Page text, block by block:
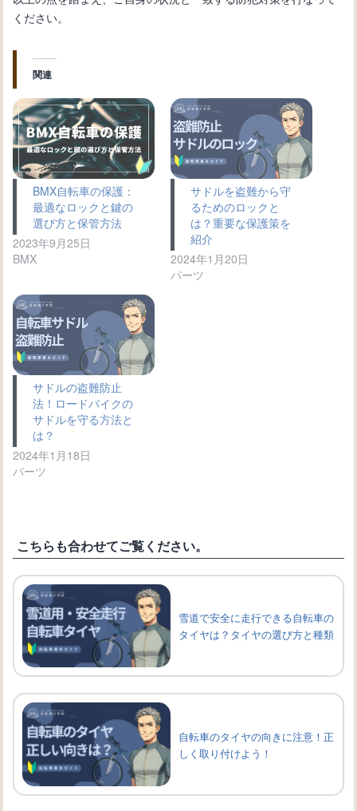
ください。
関連
BMX自転車の保護：
最適なロックと鍵の
選び方と保管方法
2023年9月25日
BMX
サドルを盗難から守
るためのロックと
は？重要な保護策を
紹介
2024年1月20日
パーツ
サドルの盗難防止
法！ロードバイクの
サドルを守る方法と
は？
2024年1月18日
パーツ
こちらも合わせてご覧ください。
雪道で安全に走行できる自転車の
タイヤは？タイヤの選び方と種類
自転車のタイヤの向きに注意！正
しく取り付けよう！